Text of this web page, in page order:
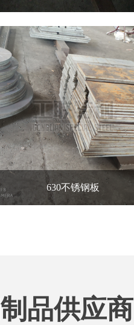
630不锈钢板
品供应商